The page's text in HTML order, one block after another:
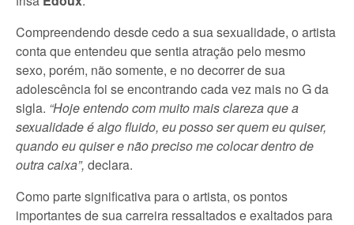
Compreendendo desde cedo a sua sexualidade, o artista
conta que entendeu que sentia atração pelo mesmo
sexo, porém, não somente, e no decorrer de sua
adolescência foi se encontrando cada vez mais no G da
sigla. “Hoje entendo com muito mais clareza que a
sexualidade é algo fluido, eu posso ser quem eu quiser,
quando eu quiser e não preciso me colocar dentro de
outra caixa”, declara.
Como parte significativa para o artista, os pontos
importantes de sua carreira ressaltados e exaltados para